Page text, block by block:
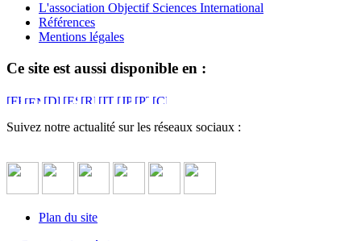
L'association Objectif Sciences International
Références
Mentions légales
Ce site est aussi disponible en :
Suivez notre actualité sur les réseaux sociaux :
Plan du site